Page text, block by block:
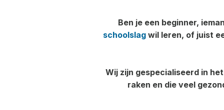
Ben je een beginner,
schoolslagwil leren, of juist
Wij zijn gespecialiseerd in
raken en die veel